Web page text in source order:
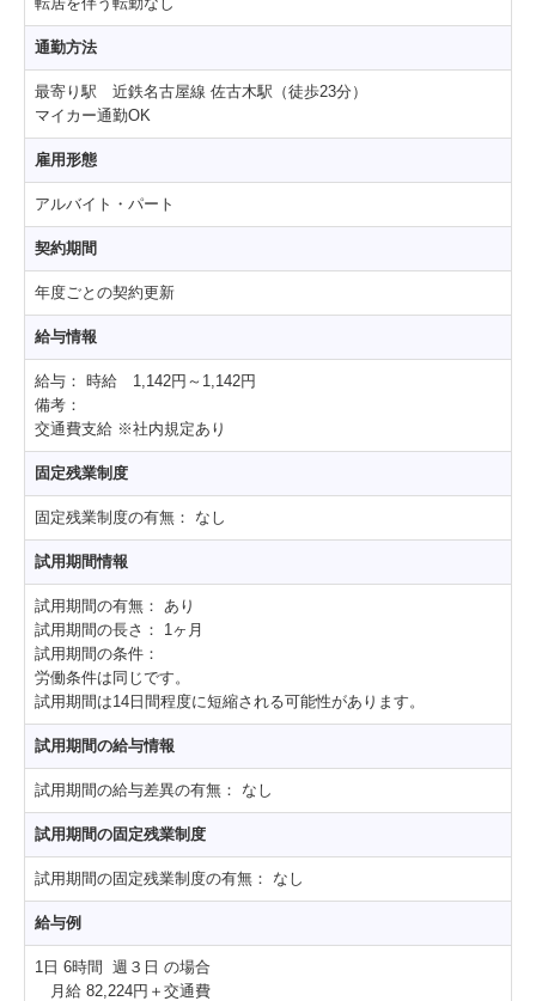
通勤方法
最寄り駅 近鉄名古屋線 佐古木駅（徒歩23分）
マイカー通勤OK
雇用形態
アルバイト・パート
契約期間
年度ごとの契約更新
給与情報
給与： 時給 1,142円～1,142円
備考：
交通費支給 ※社内規定あり
固定残業制度
固定残業制度の有無： なし
試用期間情報
試用期間の有無： あり
試用期間の長さ： 1ヶ月
試用期間の条件：
労働条件は同じです。
試用期間は14日間程度に短縮される可能性があります。
試用期間の給与情報
試用期間の給与差異の有無： なし
試用期間の固定残業制度
試用期間の固定残業制度の有無： なし
給与例
1日 6時間 週３日 の場合
月給 82,224円＋交通費